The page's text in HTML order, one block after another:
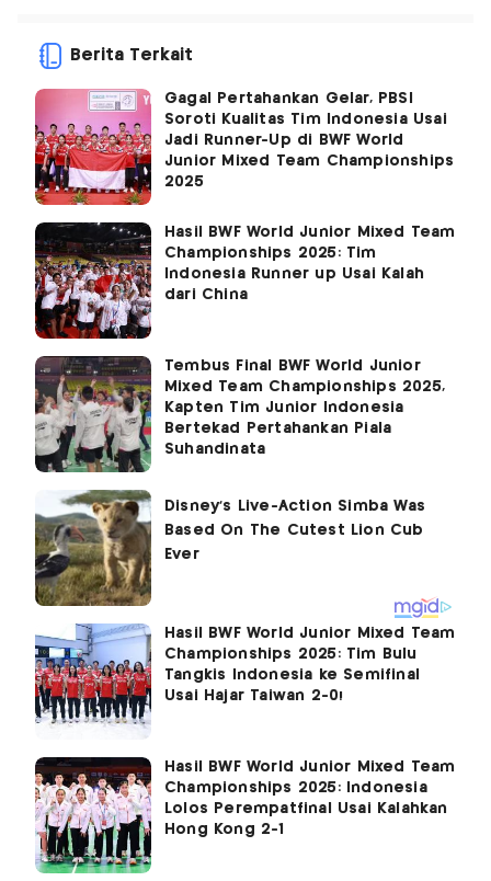
Berita Terkait
Gagal Pertahankan Gelar, PBSI
Soroti Kualitas Tim Indonesia Usai
Jadi Runner-Up di BWF World
Junior Mixed Team Championships
2025
Hasil BWF World Junior Mixed Team
Championships 2025: Tim
Indonesia Runner up Usai Kalah
dari China
Tembus Final BWF World Junior
Mixed Team Championships 2025,
Kapten Tim Junior Indonesia
Bertekad Pertahankan Piala
Suhandinata
Hasil BWF World Junior Mixed Team
Championships 2025: Tim Bulu
Tangkis Indonesia ke Semifinal
Usai Hajar Taiwan 2-0!
Hasil BWF World Junior Mixed Team
Championships 2025: Indonesia
Lolos Perempatfinal Usai Kalahkan
Hong Kong 2-1